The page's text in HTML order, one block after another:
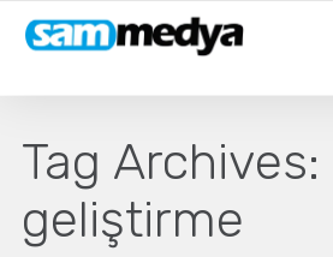
Tag Archives:
geliştirme